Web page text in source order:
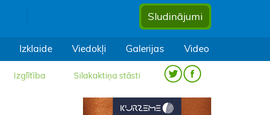
Sludinājumi
Izklaide Viedokļi Galerijas Video
Izglītība Silakaktiņa stāsti